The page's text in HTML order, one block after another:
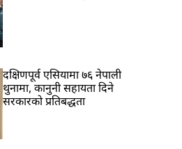
दक्षिणपूर्व एसियामा ७६ नेपाली
थुनामा, कानुनी सहायता दिने
सरकारको प्रतिबद्धता